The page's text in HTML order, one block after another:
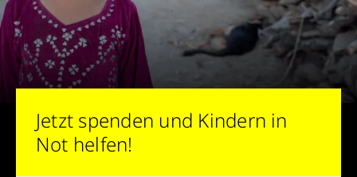
Jetzt spenden und Kindern in
Not helfen!